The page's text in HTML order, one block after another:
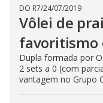
DO R7/24/07/2019
Vôlei de
favoritismo
Dupla formada por
2 sets a 0 (com
vantagem no Grupo